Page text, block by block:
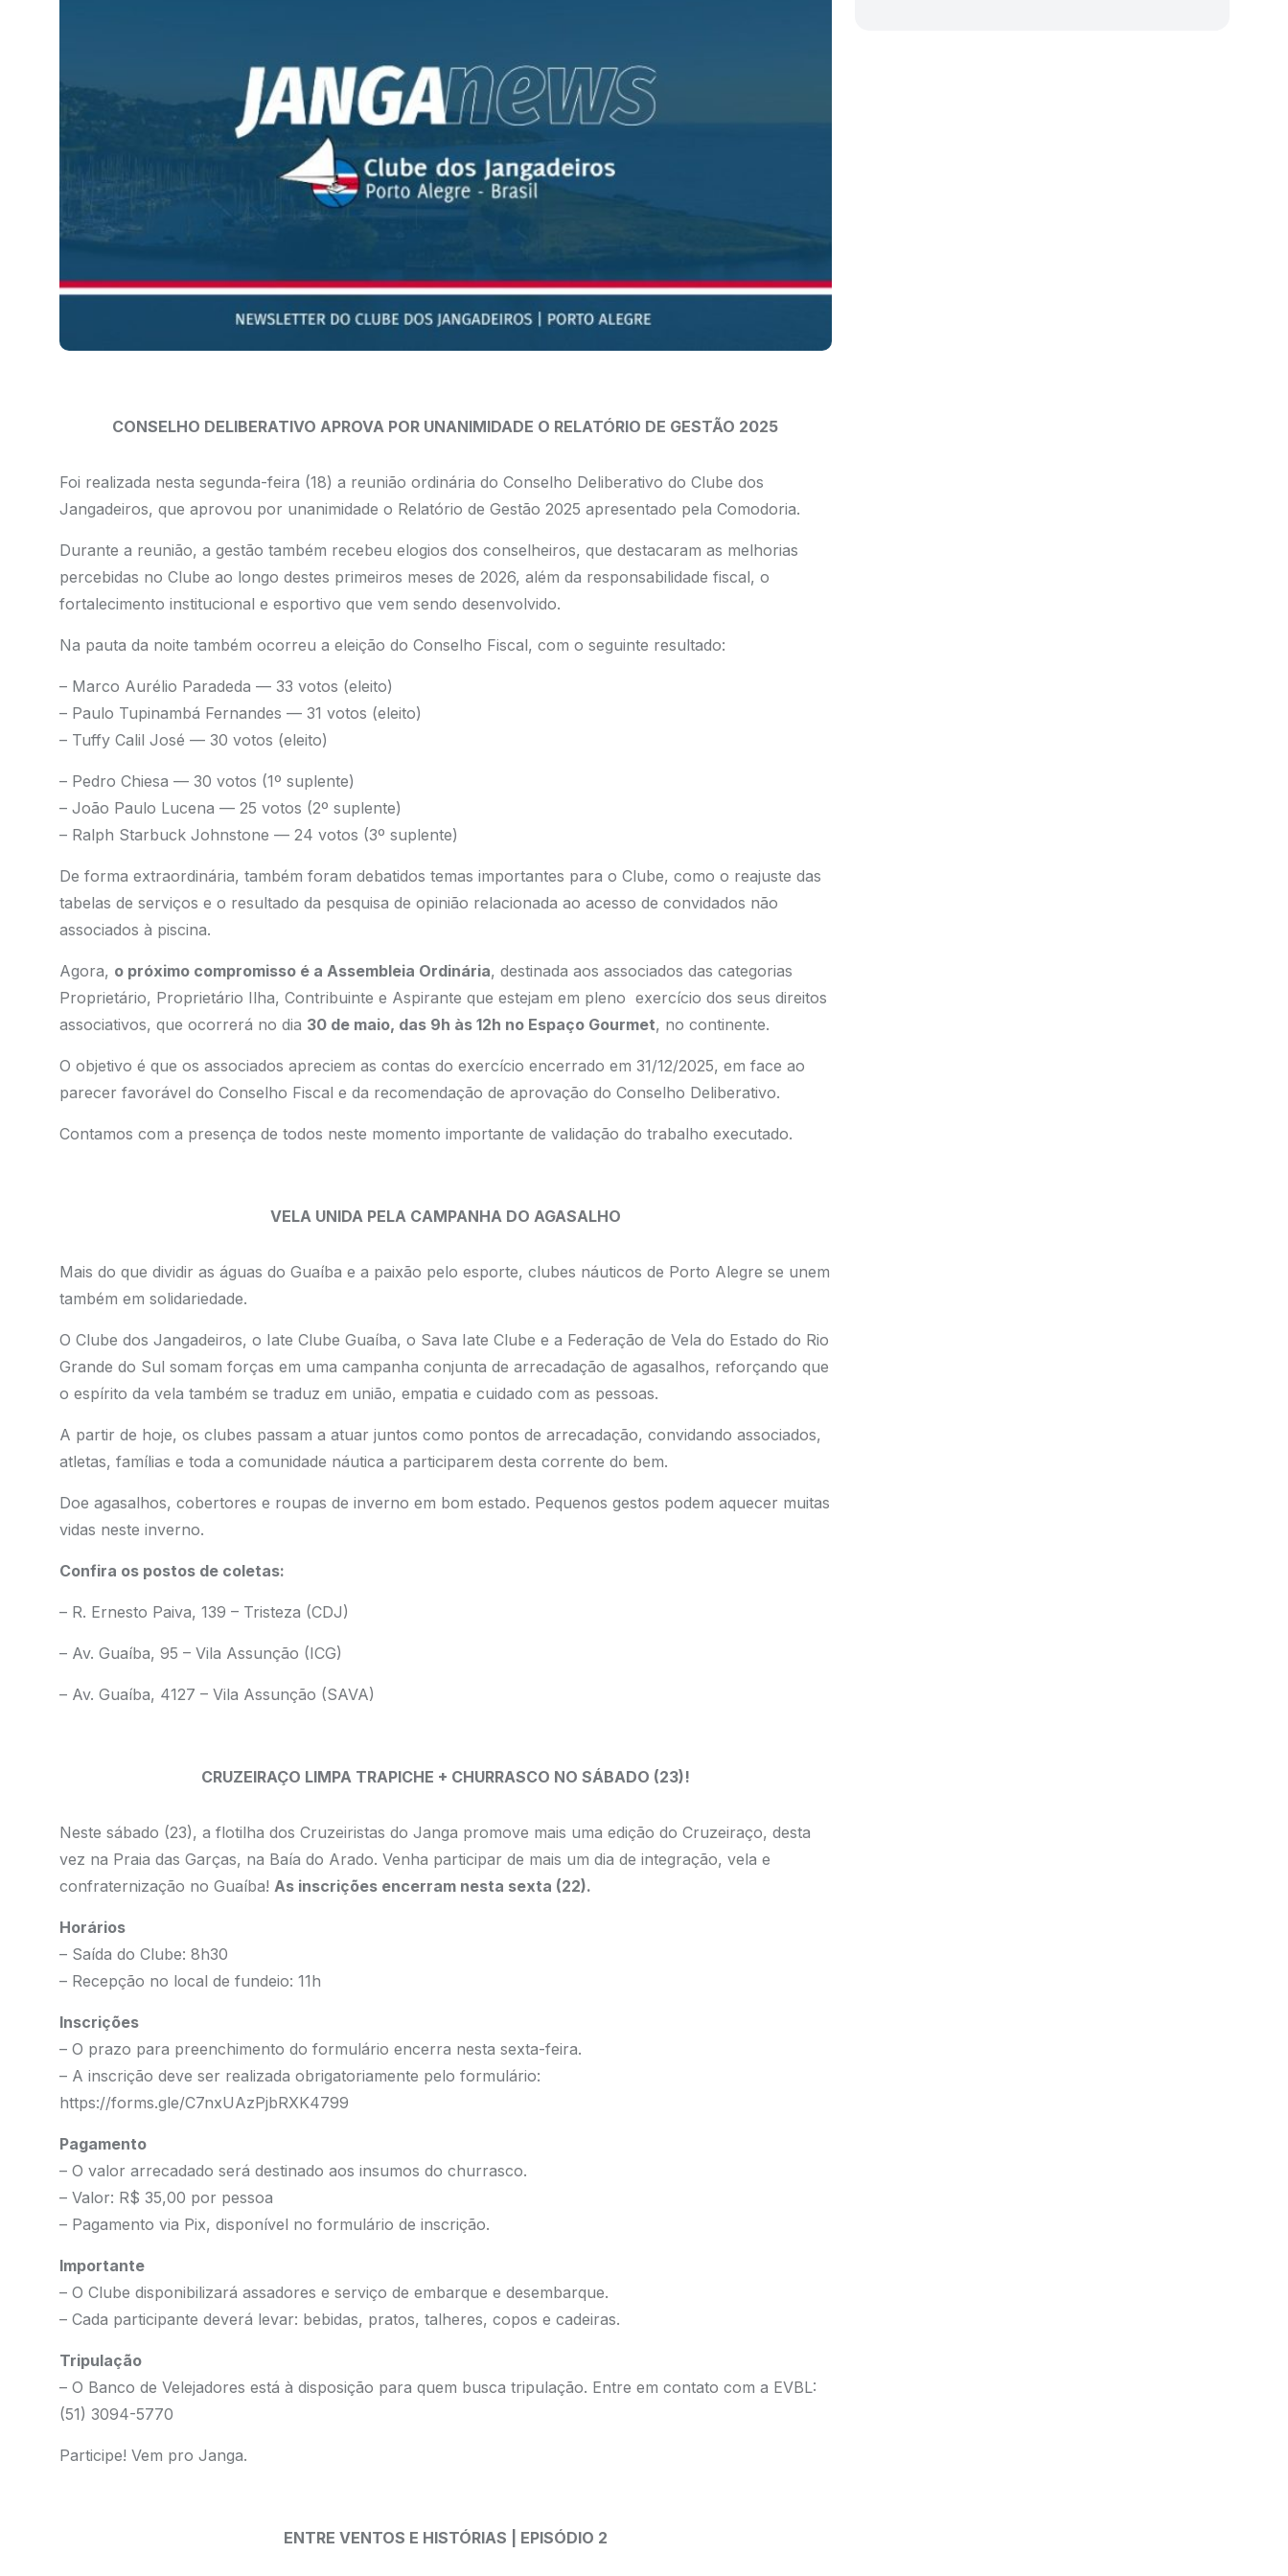
CONSELHO DELIBERATIVO APROVA POR UNANIMIDADE O RELATÓRIO DE GESTÃO 2025
Foi realizada nesta segunda-feira (18) a reunião ordinária do Conselho Deliberativo do Clube dos
Jangadeiros, que aprovou por unanimidade o Relatório de Gestão 2025 apresentado pela Comodoria.
Durante a reunião, a gestão também recebeu elogios dos conselheiros, que destacaram as melhorias
percebidas no Clube ao longo destes primeiros meses de 2026, além da responsabilidade fiscal, o
fortalecimento institucional e esportivo que vem sendo desenvolvido.
Na pauta da noite também ocorreu a eleição do Conselho Fiscal, com o seguinte resultado:
– Marco Aurélio Paradeda — 33 votos (eleito)
– Paulo Tupinambá Fernandes — 31 votos (eleito)
– Tuffy Calil José — 30 votos (eleito)
– Pedro Chiesa — 30 votos (1º suplente)
– João Paulo Lucena — 25 votos (2º suplente)
– Ralph Starbuck Johnstone — 24 votos (3º suplente)
De forma extraordinária, também foram debatidos temas importantes para o Clube, como o reajuste das
tabelas de serviços e o resultado da pesquisa de opinião relacionada ao acesso de convidados não
associados à piscina.
Agora, o próximo compromisso é a Assembleia Ordinária, destinada aos associados das categorias
Proprietário, Proprietário Ilha, Contribuinte e Aspirante que estejam em pleno exercício dos seus direitos
associativos, que ocorrerá no dia 30 de maio, das 9h às 12h no Espaço Gourmet, no continente.
O objetivo é que os associados apreciem as contas do exercício encerrado em 31/12/2025, em face ao
parecer favorável do Conselho Fiscal e da recomendação de aprovação do Conselho Deliberativo.
Contamos com a presença de todos neste momento importante de validação do trabalho executado.
VELA UNIDA PELA CAMPANHA DO AGASALHO
Mais do que dividir as águas do Guaíba e a paixão pelo esporte, clubes náuticos de Porto Alegre se unem
também em solidariedade.
O Clube dos Jangadeiros, o Iate Clube Guaíba, o Sava Iate Clube e a Federação de Vela do Estado do Rio
Grande do Sul somam forças em uma campanha conjunta de arrecadação de agasalhos, reforçando que
o espírito da vela também se traduz em união, empatia e cuidado com as pessoas.
A partir de hoje, os clubes passam a atuar juntos como pontos de arrecadação, convidando associados,
atletas, famílias e toda a comunidade náutica a participarem desta corrente do bem.
Doe agasalhos, cobertores e roupas de inverno em bom estado. Pequenos gestos podem aquecer muitas
vidas neste inverno.
Confira os postos de coletas:
– R. Ernesto Paiva, 139 – Tristeza (CDJ)
– Av. Guaíba, 95 – Vila Assunção (ICG)
– Av. Guaíba, 4127 – Vila Assunção (SAVA)
CRUZEIRAÇO LIMPA TRAPICHE + CHURRASCO NO SÁBADO (23)!
Neste sábado (23), a flotilha dos Cruzeiristas do Janga promove mais uma edição do Cruzeiraço, desta
vez na Praia das Garças, na Baía do Arado. Venha participar de mais um dia de integração, vela e
confraternização no Guaíba! As inscrições encerram nesta sexta (22).
Horários
– Saída do Clube: 8h30
– Recepção no local de fundeio: 11h
Inscrições
– O prazo para preenchimento do formulário encerra nesta sexta-feira.
– A inscrição deve ser realizada obrigatoriamente pelo formulário:
https://forms.gle/C7nxUAzPjbRXK4799
Pagamento
– O valor arrecadado será destinado aos insumos do churrasco.
– Valor: R$ 35,00 por pessoa
– Pagamento via Pix, disponível no formulário de inscrição.
Importante
– O Clube disponibilizará assadores e serviço de embarque e desembarque.
– Cada participante deverá levar: bebidas, pratos, talheres, copos e cadeiras.
Tripulação
– O Banco de Velejadores está à disposição para quem busca tripulação. Entre em contato com a EVBL:
(51) 3094-5770
Participe! Vem pro Janga.
ENTRE VENTOS E HISTÓRIAS | EPISÓDIO 2